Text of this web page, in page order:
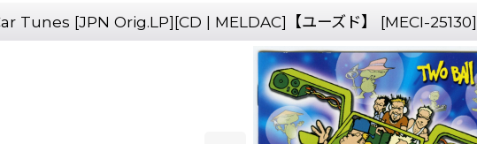
Tunes [JPN Orig.LP][CD | MELDAC]【ユーズド】 [MECI-25130]